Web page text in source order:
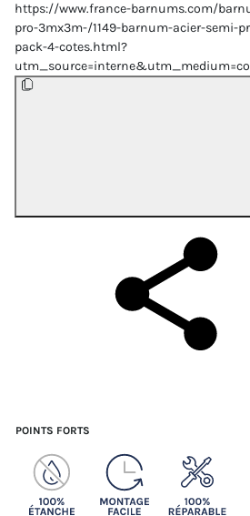
https://www.france-barnums.com/
pro-3mx3m-/1149-barnum-acier-semi-
pack-4-cotes.html?
POINTS FORTS